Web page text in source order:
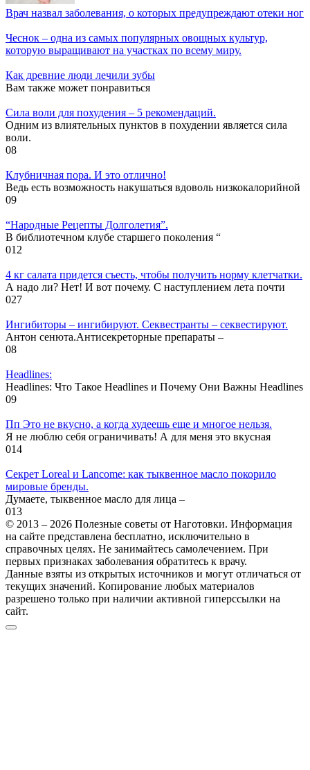
Врач назвал заболевания, о которых предупреждают отеки ног
Чеснок – одна из самых популярных овощных культур,
которую выращивают на участках по всему миру.
Как древние люди лечили зубы
Вам также может понравиться
Cила воли для похудения – 5 рекомендаций.
Одним из влиятельных пунктов в похудении является сила
воли.
08
Клубничная пора. И это отлично!
Ведь есть возможность накушаться вдоволь низкокалорийной
09
“Народные Рецепты Долголетия”.
В библиотечном клубе старшего поколения “
012
4 кг салата придется съесть, чтобы получить норму клетчатки.
А надо ли? Нет! И вот почему. С наступлением лета почти
027
Ингибиторы – ингибируют. Секвестранты – секвестируют.
Антон сенюта.Антисекреторные препараты –
08
Headlines:
Headlines: Что Такое Headlines и Почему Они Важны Headlines
09
Пп Это не вкусно, а когда худеешь еще и многое нельзя.
Я не люблю себя ограничивать! А для меня это вкусная
014
Секрет Loreal и Lancome: как тыквенное масло покорило
мировые бренды.
Думаете, тыквенное масло для лица –
013
© 2013 – 2026 Полезные советы от Наготовки. Информация
на сайте представлена бесплатно, исключительно в
справочных целях. Не занимайтесь самолечением. При
первых признаках заболевания обратитесь к врачу.
Данные взяты из открытых источников и могут отличаться от
текущих значений. Копирование любых материалов
разрешено только при наличии активной гиперссылки на
сайт.